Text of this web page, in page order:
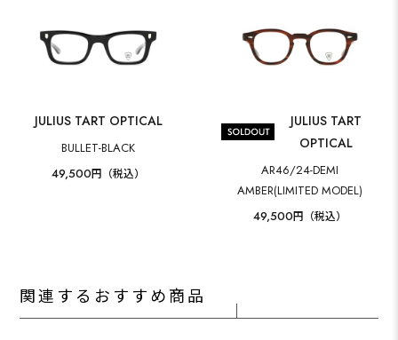
JULIUS TART OPTICAL
BULLET-BLACK
49,500円（税込）
JULIUS TART
OPTICAL
AR46/24-DEMI
AMBER(LIMITED MODEL)
49,500円（税込）
関連するおすすめ商品